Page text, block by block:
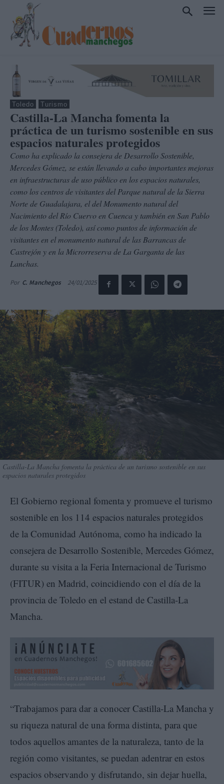
Toledo Turismo
Castilla-La Mancha fomenta la
práctica de un turismo sostenible en sus
espacios naturales protegidos
Como ha explicado la consejera de Desarrollo Sostenible,
Mercedes Gómez, se están llevando a cabo importantes mejoras
en infraestructuras de uso público en los espacios naturales,
como los centros de visitantes del Parque natural de la Sierra
Norte de Guadalajara, el del Monumento natural del
Nacimiento del Río Cuervo en Cuenca y también en San Pablo
de los Montes (Toledo), así como puntos de información de
visitantes en el monumento natural de las Barrancas de
Castrejón y en la Microrreserva de La Garganta de las
Lanchas.
Por C. Manchegos 24/01/2025
Castilla-La Mancha fomenta la práctica de un turismo sostenible en sus
espacios naturales protegidos
El Gobierno regional fomenta y promueve el turismo
sostenible en los 114 espacios naturales protegidos
de la Comunidad Autónoma, como ha indicado la
consejera de Desarrollo Sostenible, Mercedes Gómez,
durante su visita a la Feria Internacional de Turismo
(FITUR) en Madrid, coincidiendo con el día de la
provincia de Toledo en el estand de Castilla-La
Mancha.
“Trabajamos para dar a conocer Castilla-La Mancha y
su riqueza natural de una forma distinta, para que
todos aquellos amantes de la naturaleza, tanto de la
región como visitantes, se puedan adentrar en estos
espacios observando y disfrutando, sin dejar huella,